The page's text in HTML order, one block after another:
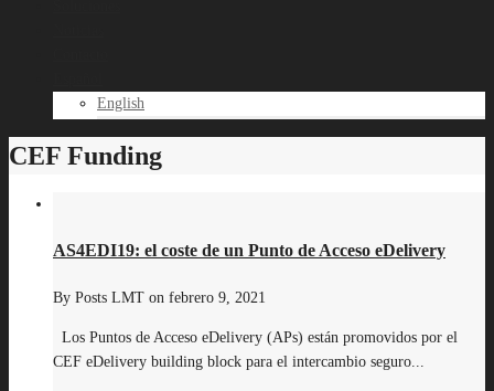
English
CEF Funding
AS4EDI19: el coste de un Punto de Acceso eDelivery
By Posts LMT on febrero 9, 2021
Los Puntos de Acceso eDelivery (APs) están promovidos por el
CEF eDelivery building block para el intercambio seguro...